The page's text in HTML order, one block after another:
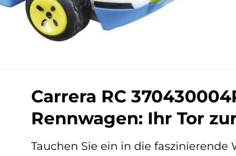
Carrera RC
Rennwagen: Ihr Tor
Tauchen Sie ein in die